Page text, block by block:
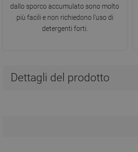
dallo sporco accumulato sono molto
più facili e non richiedono l'uso di
detergenti forti.
Dettagli del prodotto